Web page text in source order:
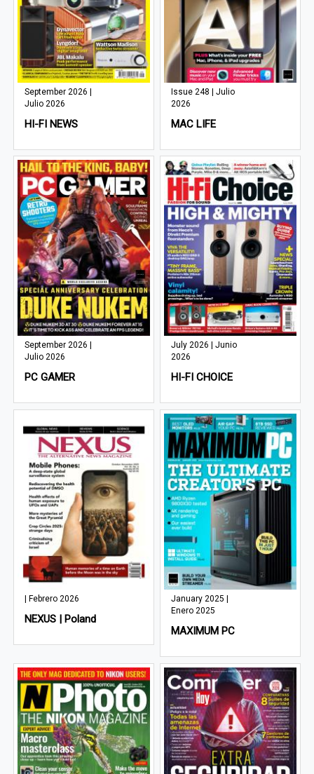
September 2026 |
Julio 2026
HI-FI NEWS
Issue 248 | Julio
2026
MAC LIFE
September 2026 |
Julio 2026
PC GAMER
July 2026 | Junio
2026
HI-FI CHOICE
| Febrero 2026
NEXUS | Poland
January 2025 |
Enero 2025
MAXIMUM PC